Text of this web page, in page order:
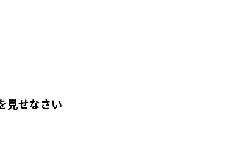
見せなさい